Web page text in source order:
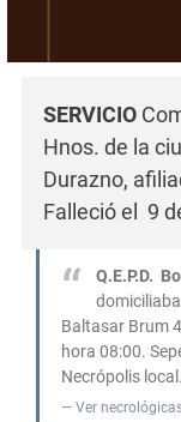
SERVICIO
Hnos. de la
Durazno,
Falleció el 9
Q.E.P.D.
Baltasar Brum
hora 08:00.
Necrópolis local.
Ver